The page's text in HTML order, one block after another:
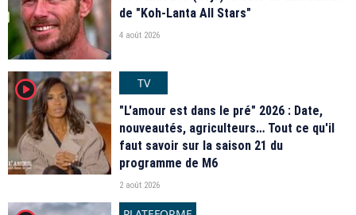
de "Koh-Lanta All Stars"
4 août 2026
player2
TV
"L'amour est dans le pré" 2026 : Date,
nouveautés, agriculteurs… Tout ce qu'il
faut savoir sur la saison 21 du
programme de M6
2 août 2026